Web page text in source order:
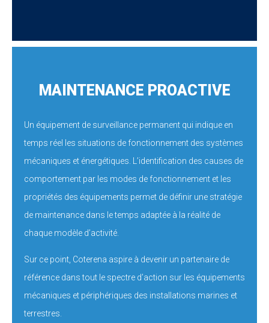
MAINTENANCE PROACTIVE
Un équipement de surveillance permanent qui indique en
temps réel les situations de fonctionnement des systèmes
mécaniques et énergétiques. L’identification des causes de
comportement par les modes de fonctionnement et les
propriétés des équipements permet de définir une stratégie
de maintenance dans le temps adaptée à la réalité de
chaque modèle d’activité.
Sur ce point, Coterena aspire à devenir un partenaire de
référence dans tout le spectre d’action sur les équipements
mécaniques et périphériques des installations marines et
terrestres.